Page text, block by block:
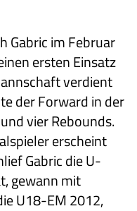
Gabric im Februar
ersten Einsatz
verdient
der Forward in der
vier Rebounds.
erscheint
Gabric die U-
gewann mit
U18-EM 2012,